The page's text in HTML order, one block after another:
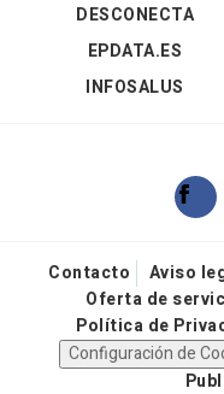
DESCONECTA
EPDATA.ES
INFOSALUS
Contacto Aviso
Oferta de
Política de
Configuración de